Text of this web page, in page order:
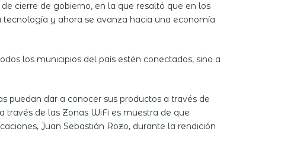
cierre de gobierno, en la que resaltó que en los
y ahora se avanza hacia una economía
los municipios del país estén conectados, sino a
puedan dar a conocer sus productos a través de
de las Zonas WiFi es muestra de que
Juan Sebastián Rozo, durante la rendición